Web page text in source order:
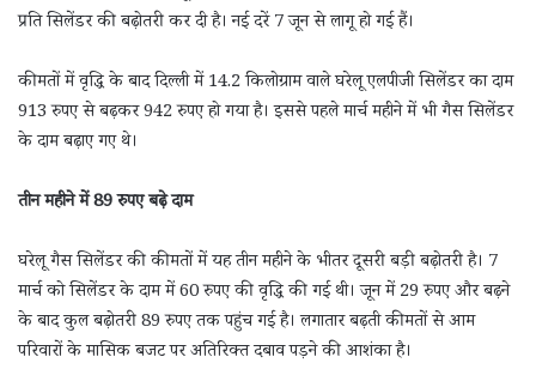
प्रति सिलेंडर की बढ़ोतरी कर दी है। नई दरें 7 जून से लागू हो गई हैं।
कीमतों में वृद्धि के बाद दिल्ली में 14.2 किलोग्राम वाले घरेलू एलपीजी सिलेंडर का दाम
913 रुपए से बढ़कर 942 रुपए हो गया है। इससे पहले मार्च महीने में भी गैस सिलेंडर
के दाम बढ़ाए गए थे।
तीन महीने में 89 रुपए बढ़े दाम
घरेलू गैस सिलेंडर की कीमतों में यह तीन महीने के भीतर दूसरी बड़ी बढ़ोतरी है। 7
मार्च को सिलेंडर के दाम में 60 रुपए की वृद्धि की गई थी। जून में 29 रुपए और बढ़ने
के बाद कुल बढ़ोतरी 89 रुपए तक पहुंच गई है। लगातार बढ़ती कीमतों से आम
परिवारों के मासिक बजट पर अतिरिक्त दबाव पड़ने की आशंका है।